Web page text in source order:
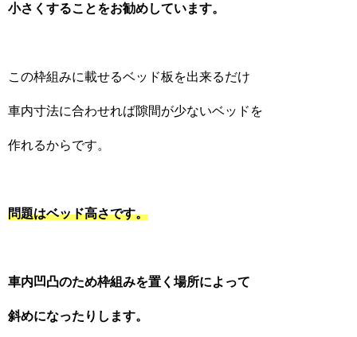
小さくすることをお勧めしています。
この枠組みに載せるベッド板を出来るだけ
車内寸法に合わせれば隙間が少ないベッドを
作れるからです。
問題はベッド高さです。
車内凹凸のため枠組みを置く場所によって
斜めになったりします。